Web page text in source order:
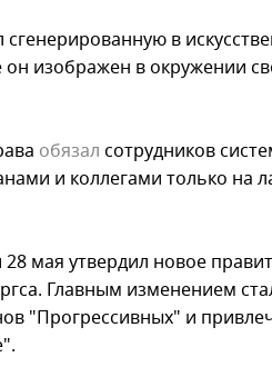
в
изображен в окружении
обязал сотрудников
и коллегами только на
мая утвердил новое
Главным изменением
"Прогрессивных" и